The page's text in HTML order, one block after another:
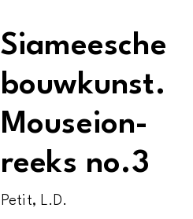
Siameesche
bouwkunst.
Mouseion-
reeks no.3
Petit, L.D.